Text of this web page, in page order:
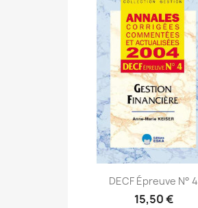
DECF Épreuve N° 4
15,50 €